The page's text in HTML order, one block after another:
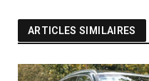
ARTICLES SIMILAIRES